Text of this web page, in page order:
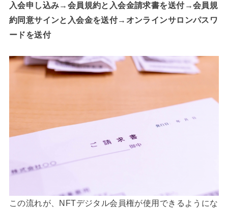
入会申し込み→会員規約と入会金請求書を送付→会員規
約同意サインと入会金を送付→オンラインサロンパスワ
ードを送付
この流れが、NFTデジタル会員権が使用できるようにな